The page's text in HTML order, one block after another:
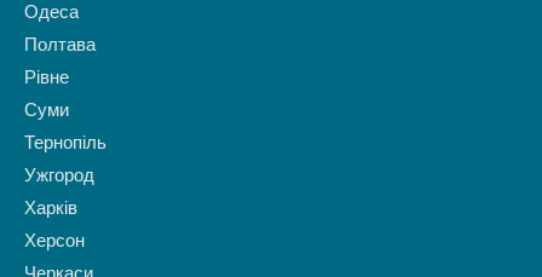
Одеса
Полтава
Рівне
Суми
Тернопіль
Ужгород
Харків
Херсон